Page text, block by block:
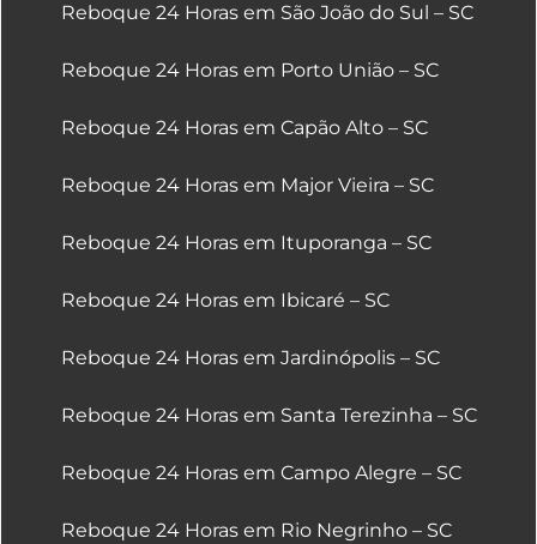
Reboque 24 Horas em São João do Sul – SC
Reboque 24 Horas em Porto União – SC
Reboque 24 Horas em Capão Alto – SC
Reboque 24 Horas em Major Vieira – SC
Reboque 24 Horas em Ituporanga – SC
Reboque 24 Horas em Ibicaré – SC
Reboque 24 Horas em Jardinópolis – SC
Reboque 24 Horas em Santa Terezinha – SC
Reboque 24 Horas em Campo Alegre – SC
Reboque 24 Horas em Rio Negrinho – SC